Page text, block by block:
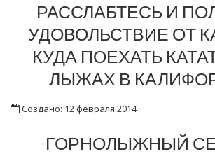
РАССЛАБТЕСЬ И
УДОВОЛЬСТВИЕ ОТ
КУДА ПОЕХАТЬ
ЛЫЖАХ В
Создано: 12 февраля 2014
ГОРНОЛЫЖНЫЙ